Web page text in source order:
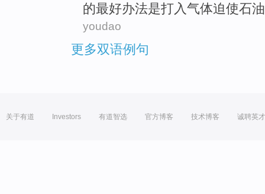
的最好办法是打入气体迫使石
youdao
更多双语例句
关于有道 Investors 有道智选 官方博客 技术博客 诚聘英才